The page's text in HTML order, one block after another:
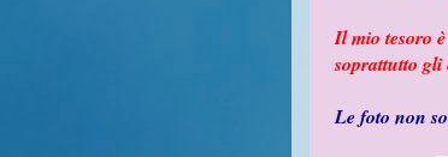
Il mio tesoro
soprattutto
Le foto non